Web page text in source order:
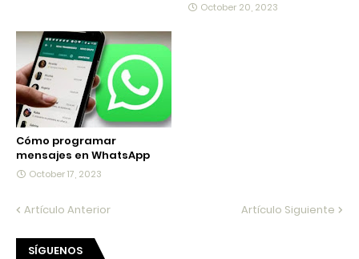
October 20, 2023
Cómo programar
mensajes en WhatsApp
October 17, 2023
Artículo Anterior Artículo Siguiente
SÍGUENOS